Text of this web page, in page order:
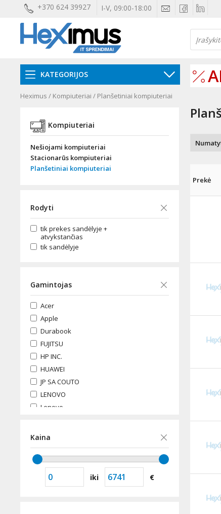
+370 624 39927 I-V, 09:00-18:00
KATEGORIJOS
Heximus / Kompiuteriai / Planšetiniai kompiuteriai
Kompiuteriai
Nešiojami kompiuteriai
Stacionarūs kompiuteriai
Planšetiniai kompiuteriai
Rodyti
tik prekes sandėlyje +
atvykstančias
tik sandėlyje
Gamintojas
Acer
Apple
Durabook
FUJITSU
HP INC.
HUAWEI
JP SA COUTO
LENOVO
Lenovo-
SAMSUNG
Kaina
iki €
Prekė